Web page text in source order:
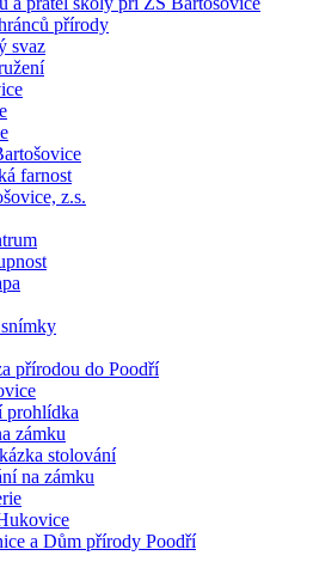
přírody
svaz
farnost
z.s.
přírodou do Poodří
prohlídka
zámku
stolování
na zámku
a Dům přírody Poodří